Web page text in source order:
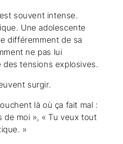
souvent intense.
Une adolescente
différemment de sa
ne pas lui
des tensions explosives.
surgir.
là où ça fait mal :
de moi », « Tu veux tout
»